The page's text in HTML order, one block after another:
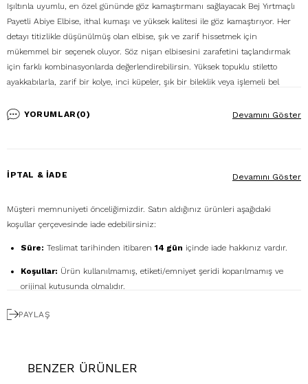
Işıltınla uyumlu, en özel gününde göz kamaştırmanı sağlayacak Bej Yırtmaçlı
Payetli Abiye Elbise, ithal kumaşı ve yüksek kalitesi ile göz kamaştırıyor. Her
detayı titizlikle düşünülmüş olan elbise, şık ve zarif hissetmek için
mükemmel bir seçenek oluyor. Söz nişan elbisesini zarafetini taçlandırmak
için farklı kombinasyonlarda değerlendirebilirsin. Yüksek topuklu stiletto
ayakkabılarla, zarif bir kolye, inci küpeler, şık bir bileklik veya işlemeli bel
bir omuz çantası ile eşsiz şıklığını ön plana çıkarabilirsin. İstersen şifon, ipek
Ürün Stok Kodu: P-0000011193
Numune Bedeni: 38
YORUMLAR(0) Devamını Göster
İPTAL & İADE
Müşteri memnuniyeti önceliğimizdir. Satın aldığınız ürünleri aşağıdaki
koşullar çerçevesinde iade edebilirsiniz:
Süre: Teslimat tarihinden itibaren 14 gün içinde iade hakkınız vardır.
Koşullar: Ürün kullanılmamış, etiketi/emniyet şeridi koparılmamış ve
orijinal kutusunda olmalıdır.
Geri Ödeme:
İadeniz onaylandıktan sonra kredi kartı ödemeleri 7 iş
Devamını Göster
PAYLAŞ
BENZER ÜRÜNLER